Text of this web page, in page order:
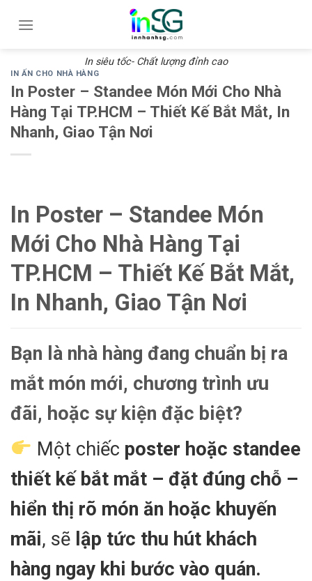
In siêu tốc- Chất lượng đỉnh cao
IN ẤN CHO NHÀ HÀNG
In Poster – Standee Món Mới Cho Nhà
Hàng Tại TP.HCM – Thiết Kế Bắt Mắt, In
Nhanh, Giao Tận Nơi
In Poster – Standee Món
Mới Cho Nhà Hàng Tại
TP.HCM – Thiết Kế Bắt Mắt,
In Nhanh, Giao Tận Nơi
Bạn là nhà hàng đang chuẩn bị ra
mắt món mới, chương trình ưu
đãi, hoặc sự kiện đặc biệt?
Một chiếc poster hoặc standee
thiết kế bắt mắt – đặt đúng chỗ –
hiển thị rõ món ăn hoặc khuyến
mãi, sẽ lập tức thu hút khách
hàng ngay khi bước vào quán.